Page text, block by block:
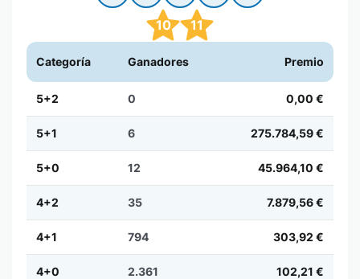
10 11
Categoría Ganadores Premio
5+2 0 0,00 €
5+1 6 275.784,59 €
5+0 12 45.964,10 €
4+2 35 7.879,56 €
4+1 794 303,92 €
4+0 2.361 102,21 €